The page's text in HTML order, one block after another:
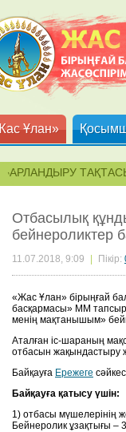
Ұлан»
Отбасылық
бейнероликтер
11.07.2018, 9:09 Пікір:
«Жас Ұлан» бірыңғай
басқармасы» ММ
менің мақтанышым»
Аталған іс-шараның
отбасын жақындастыру
Байқауға Ережеге
Байқауға қатысу үшін:
1) отбасы мүшелерінің
Бейнеролик ұзақтығы –